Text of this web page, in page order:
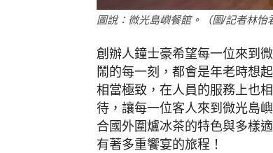
圖說：微光島嶼餐館。（圖/記者林怡
創辦人鐘士豪希望每一位來到
鬧的每一刻，都會是年老時想
相當極致，在人員的服務上也
待，讓每一位客人來到微光島
合國外圍爐冰茶的特色與多樣
有著多重饗宴的旅程！